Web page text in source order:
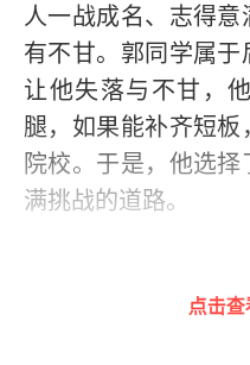
人一战成名、志得
有不甘。郭同学属
让他失落与不甘，
腿，如果能补齐短
院校。于是，他选
满挑战的道路。
一年后，他位
分的好成绩，逆风
点击